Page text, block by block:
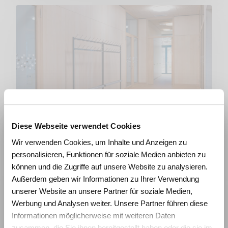
Diese Webseite verwendet Cookies
Wir verwenden Cookies, um Inhalte und Anzeigen zu
personalisieren, Funktionen für soziale Medien anbieten zu
können und die Zugriffe auf unsere Website zu analysieren.
Außerdem geben wir Informationen zu Ihrer Verwendung
unserer Website an unsere Partner für soziale Medien,
Werbung und Analysen weiter. Unsere Partner führen diese
Informationen möglicherweise mit weiteren Daten
Garderobenständer
Wie beeinflussen Räume
Lernen und Wohlbefinden?
Erleben Sie die Wirkung von
Raumgestaltung anhand realistischer
Simulationen und gewinnen Sie konkrete
Impulse für die Planung zukunftsfähiger
Lernräume.